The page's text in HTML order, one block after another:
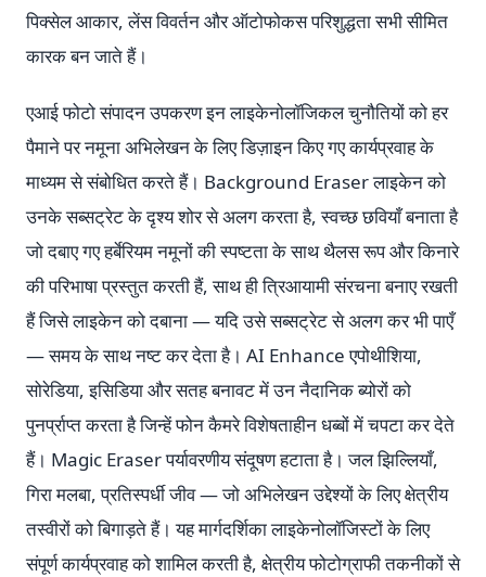
पिक्सेल आकार, लेंस विवर्तन और ऑटोफोकस परिशुद्धता सभी सीमित
कारक बन जाते हैं।
एआई फोटो संपादन उपकरण इन लाइकेनोलॉजिकल चुनौतियों को हर
पैमाने पर नमूना अभिलेखन के लिए डिज़ाइन किए गए कार्यप्रवाह के
माध्यम से संबोधित करते हैं। Background Eraser लाइकेन को
उनके सब्सट्रेट के दृश्य शोर से अलग करता है, स्वच्छ छवियाँ बनाता है
जो दबाए गए हर्बेरियम नमूनों की स्पष्टता के साथ थैलस रूप और किनारे
की परिभाषा प्रस्तुत करती हैं, साथ ही त्रिआयामी संरचना बनाए रखती
हैं जिसे लाइकेन को दबाना — यदि उसे सब्सट्रेट से अलग कर भी पाएँ
— समय के साथ नष्ट कर देता है। AI Enhance एपोथीशिया,
सोरेडिया, इसिडिया और सतह बनावट में उन नैदानिक ब्योरों को
पुनर्प्राप्त करता है जिन्हें फोन कैमरे विशेषताहीन धब्बों में चपटा कर देते
हैं। Magic Eraser पर्यावरणीय संदूषण हटाता है। जल झिल्लियाँ,
गिरा मलबा, प्रतिस्पर्धी जीव — जो अभिलेखन उद्देश्यों के लिए क्षेत्रीय
तस्वीरों को बिगाड़ते हैं। यह मार्गदर्शिका लाइकेनोलॉजिस्टों के लिए
संपूर्ण कार्यप्रवाह को शामिल करती है, क्षेत्रीय फोटोग्राफी तकनीकों से